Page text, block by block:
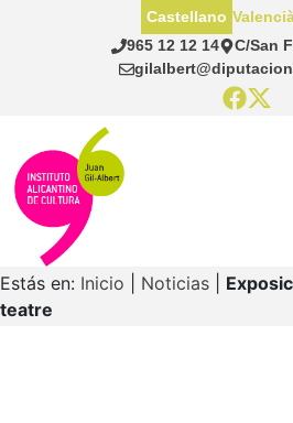
965 12 12 14
C/San
Castellano
Estás en: Inicio Noticias
teatre